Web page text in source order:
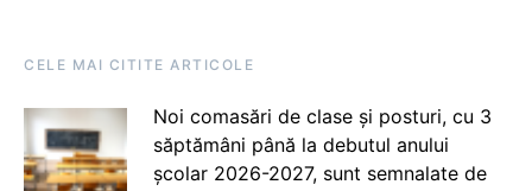
CELE MAI CITITE ARTICOLE
Noi comasări de clase și posturi, cu 3
săptămâni până la debutul anului
școlar 2026-2027, sunt semnalate de